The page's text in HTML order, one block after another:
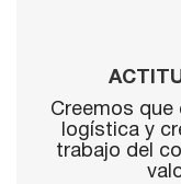
Creemos que
logística y
trabajo del